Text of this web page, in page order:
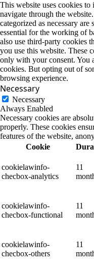
This website uses cookies
navigate through the
categorized as necessary
essential for the working of
also use third-party cookies
you use this website. These
only with your consent. You
cookies. But opting out of
browsing experience.
Necessary
Necessary
Always Enabled
Necessary cookies are
properly. These cookies
features of the website,
Cookie
cookielawinfo-
checbox-analytics
11
cookielawinfo-
checbox-functional
11
cookielawinfo-
checbox-others
11